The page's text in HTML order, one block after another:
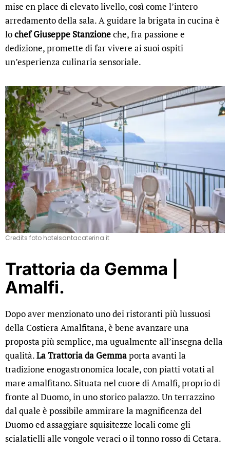
mise en place di elevato livello, così come l’intero
arredamento della sala. A guidare la brigata in cucina è
lochef Giuseppe Stanzioneche, fra passione e
dedizione, promette di far vivere ai suoi ospiti
un’esperienza culinaria sensoriale.
Credits foto hotelsantacaterina.it
Trattoria da Gemma |
Amalfi.
Dopo aver menzionato uno dei ristoranti più lussuosi
della Costiera Amalfitana, è bene avanzare una
proposta più semplice, ma ugualmente all’insegna della
qualità.La Trattoria da Gemmaporta avanti la
tradizione enogastronomica locale, con piatti votati al
mare amalfitano. Situata nel cuore di Amalfi, proprio di
fronte al Duomo, in uno storico palazzo. Un terrazzino
dal quale è possibile ammirare la magnificenza del
Duomo ed assaggiare squisitezze locali come gli
scialatielli alle vongole veraci o il tonno rosso di Cetara.